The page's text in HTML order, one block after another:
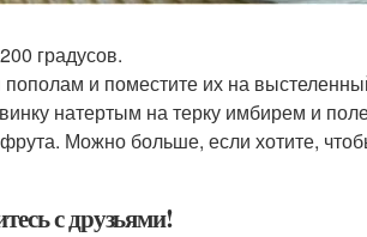
градусов.
и поместите их на
натертым на терку имбирем и
Можно больше, если хотите,
с друзьями!